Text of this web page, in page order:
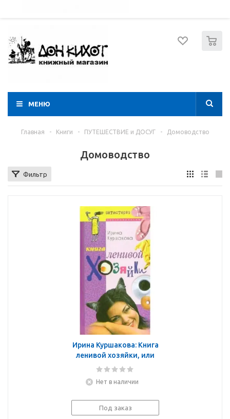
МЕНЮ
Главная - Книги - ПУТЕШЕСТВИЕ и ДОСУГ - Домоводство
Домоводство
Фильтр
Ирина Куршакова: Книга
ленивой хозяйки, или
Как вести дом, когда ни
времени
Нет в наличии
Под заказ